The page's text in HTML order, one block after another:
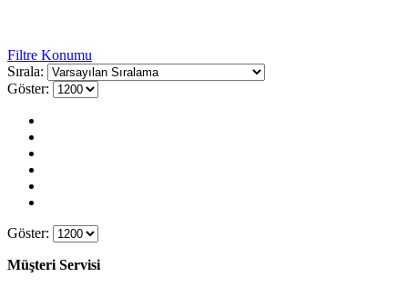
Filtre Konumu
Sırala:
Göster:
Göster:
Müşteri Servisi